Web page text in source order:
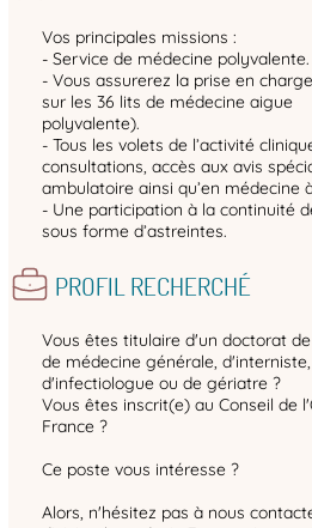
Vos principales missions :
- Service de médecine polyvalente.
- Vous assurerez la prise en
sur les 36 lits de médecine aigue
polyvalente).
- Tous les volets de l’activité
consultations, accès aux avis
ambulatoire ainsi qu’en médecine
- Une participation à la continuité
sous forme d’astreintes.
PROFIL RECHERCHÉ
Vous êtes titulaire d'un doctorat
de médecine générale, d'interniste,
d'infectiologue ou de gériatre ?
Vous êtes inscrit(e) au Conseil de
France ?
Ce poste vous intéresse ?
Alors, n'hésitez pas à nous